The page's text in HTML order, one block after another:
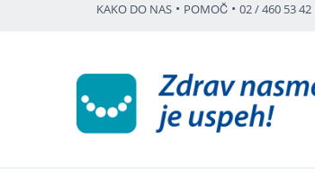
KAKO DO NAS • POMOČ • 02 / 460 53 42